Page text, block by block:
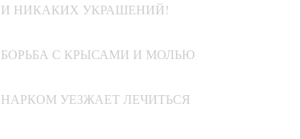
И НИКАКИХ УКРАШЕНИЙ!
БОРЬБА С КРЫСАМИ И МОЛЬЮ
НАРКОМ УЕЗЖАЕТ ЛЕЧИТЬСЯ